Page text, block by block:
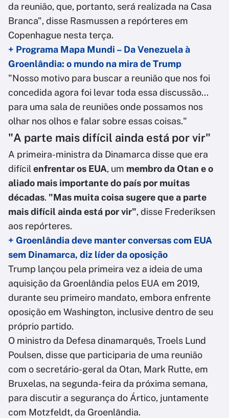
da reunião, que, portanto, será realizada na Casa
Branca", disse Rasmussen a repórteres em
Copenhague nesta terça.
+ Programa Mapa Mundi – Da Venezuela à
Groenlândia: o mundo na mira de Trump
"Nosso motivo para buscar a reunião que nos foi
concedida agora foi levar toda essa discussão...
para uma sala de reuniões onde possamos nos
olhar nos olhos e falar sobre essas coisas."
"A parte mais difícil ainda está por vir"
A primeira-ministra da Dinamarca disse que era
difícil enfrentar os EUA, um membro da Otan e o
aliado mais importante do país por muitas
décadas. "Mas muita coisa sugere que a parte
mais difícil ainda está por vir", disse Frederiksen
aos repórteres.
+ Groenlândia deve manter conversas com EUA
sem Dinamarca, diz líder da oposição
Trump lançou pela primeira vez a ideia de uma
aquisição da Groenlândia pelos EUA em 2019,
durante seu primeiro mandato, embora enfrente
oposição em Washington, inclusive dentro de seu
próprio partido.
O ministro da Defesa dinamarquês, Troels Lund
Poulsen, disse que participaria de uma reunião
com o secretário-geral da Otan, Mark Rutte, em
Bruxelas, na segunda-feira da próxima semana,
para discutir a segurança do Ártico, juntamente
com Motzfeldt, da Groenlândia.